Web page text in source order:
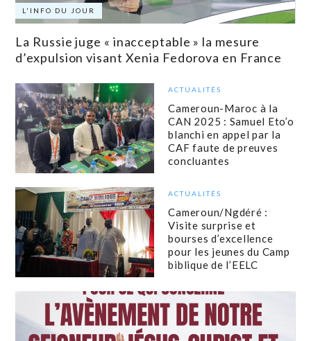
L'INFO DU JOUR
La Russie juge « inacceptable » la mesure
d’expulsion visant Xenia Fedorova en France
ACTUALITÉS
Cameroun-Maroc à la
CAN 2025 : Samuel Eto’o
blanchi en appel par la
CAF faute de preuves
concluantes
ACTUALITÉS
Cameroun/Ngdéré :
Visite surprise et
bourses d’excellence
pour les jeunes du Camp
biblique de l’EELC